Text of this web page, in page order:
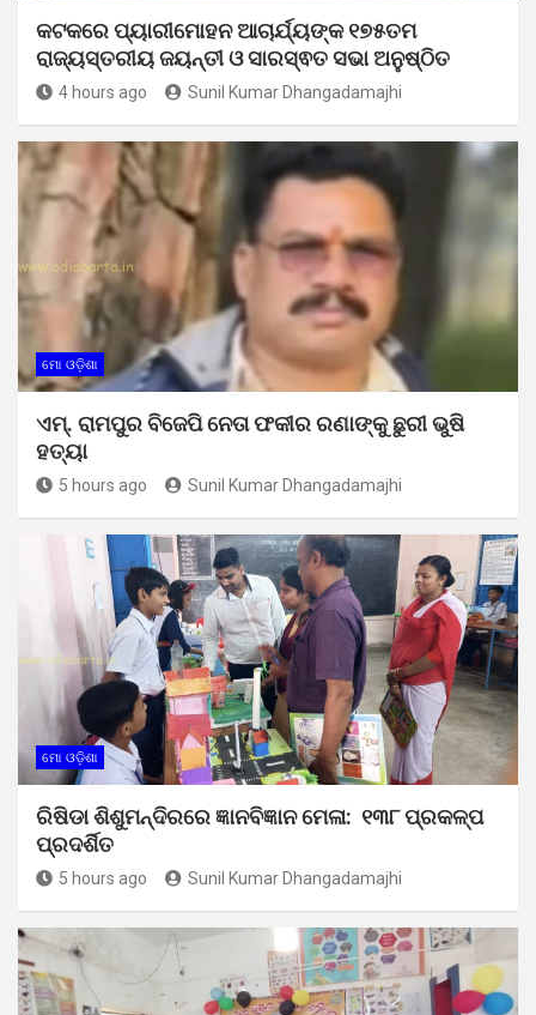
କଟକରେ ପ୍ୟାରୀମୋହନ ଆଚାର୍ଯ୍ୟଙ୍କ ୧୭୫ତମ
ରାଜ୍ୟସ୍ତରୀୟ ଜୟନ୍ତୀ ଓ ସାରସ୍ଵତ ସଭା ଅନୁଷ୍ଠିତ
4 hours ago Sunil Kumar Dhangadamajhi
ମୋ ଓଡ଼ିଶା
ଏମ୍. ରାମପୁର ବିଜେପି ନେତା ଫକୀର ରଣାଙ୍କୁ ଛୁରୀ ଭୁଷି
ହତ୍ୟା
5 hours ago Sunil Kumar Dhangadamajhi
ମୋ ଓଡ଼ିଶା
ରିଷିଡା ଶିଶୁମନ୍ଦିରରେ ଜ୍ଞାନବିଜ୍ଞାନ ମେଳା: ୧୩୮ ପ୍ରକଳ୍ପ
ପ୍ରଦର୍ଶିତ
5 hours ago Sunil Kumar Dhangadamajhi